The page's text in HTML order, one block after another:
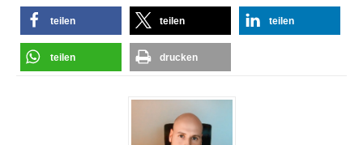
teilen teilen teilen
teilen drucken